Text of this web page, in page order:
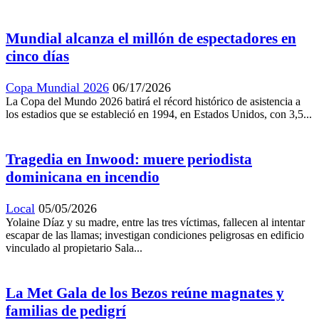
Mundial alcanza el millón de espectadores en
cinco días
Copa Mundial 2026 06/17/2026
La Copa del Mundo 2026 batirá el récord histórico de asistencia a
los estadios que se estableció en 1994, en Estados Unidos, con 3,5...
Tragedia en Inwood: muere periodista
dominicana en incendio
Local 05/05/2026
Yolaine Díaz y su madre, entre las tres víctimas, fallecen al intentar
escapar de las llamas; investigan condiciones peligrosas en edificio
vinculado al propietario Sala...
La Met Gala de los Bezos reúne magnates y
familias de pedigrí